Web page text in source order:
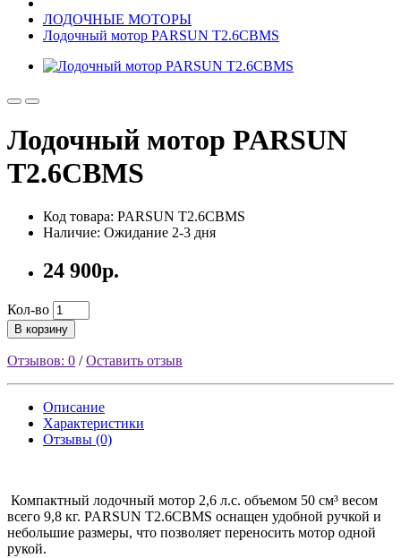
ЛОДОЧНЫЕ МОТОРЫ
Лодочный мотор PARSUN T2.6CBMS
Лодочный мотор PARSUN
T2.6CBMS
Код товара: PARSUN T2.6CBMS
Наличие: Ожидание 2-3 дня
24 900р.
Кол-во
В корзину
Отзывов: 0 /Оставить отзыв
Описание
Характеристики
Отзывы (0)
Компактный лодочный мотор 2,6 л.с. объемом 50 см³ весом
всего 9,8 кг. PARSUN T2.6CBMS оснащен удобной ручкой и
небольшие размеры, что позволяет переносить мотор одной
рукой.